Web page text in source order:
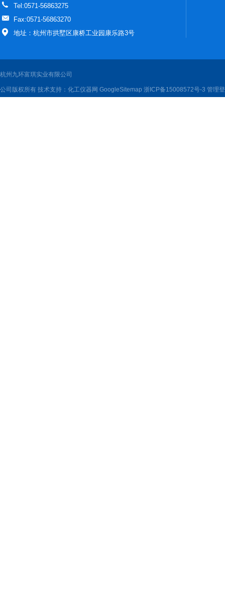
Tel:0571-56863275
Fax:0571-56863270
地址：杭州市拱墅区康桥工业园康乐路3号
杭州九环富琪实业有限公司
公司版权所有 技术支持： 化工仪器网 GoogleSitemap 浙ICP备15008572号-3 管理